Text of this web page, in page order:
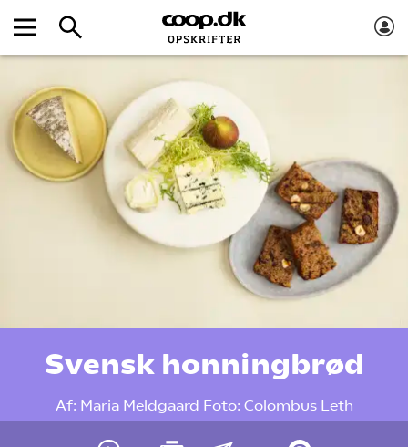
Svensk honningbrød
Af: Maria Meldgaard Foto: Colombus Leth